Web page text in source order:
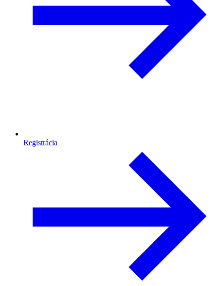
Registrácia